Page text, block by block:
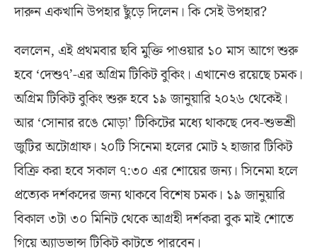
দারুন একখানি উপহার ছুঁড়ে দিলেন। কি সেই উপহার?
বললেন, এই প্রথমবার ছবি মুক্তি পাওয়ার ১০ মাস আগে শুরু
হবে ‘দেশু৭’-এর অগ্রিম টিকিট বুকিং। এখানেও রয়েছে চমক।
অগ্রিম টিকিট বুকিং শুরু হবে ১৯ জানুয়ারি ২০২৬ থেকেই।
আর ‘সোনার রঙে মোড়া’ টিকিটের মধ্যে থাকছে দেব-শুভশ্রী
জুটির অটোগ্রাফ। ২০টি সিনেমা হলের মোট ২ হাজার টিকিট
বিক্রি করা হবে সকাল ৭:৩০ এর শোয়ের জন্য। সিনেমা হলে
প্রত্যেক দর্শকদের জন্য থাকবে বিশেষ চমক। ১৯ জানুয়ারি
বিকাল ৩টা ৩০ মিনিট থেকে আগ্রহী দর্শকরা বুক মাই শোতে
গিয়ে অ্যাডভান্স টিকিট কাটতে পারবেন।